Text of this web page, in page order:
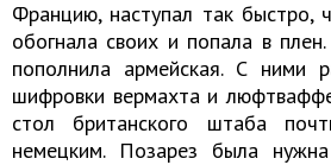
Францию, наступал так быстро,
обогнала своих и попала в
пополнила армейская. С ними
шифровки вермахта и
стол британского штаба
немецким. Позарез была